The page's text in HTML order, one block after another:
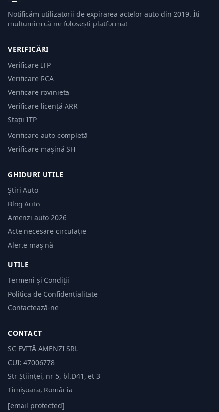
Notificăm utilizatorii de expirarea actelor auto din 2019. Îți
mulțumim că ne folosești platforma!
VERIFICĂRI
Verificare ITP
Verificare RCA
Verificare rovinieta
Verificare licență ARR
Stații ITP
Verificare auto completă
Verificare mașină SH
GHIDURI UTILE
Știri Auto
Blog Auto
Amenzi auto 2026
Acte necesare circulație
Alerte mașină
UTILE
Termeni și Condiții
Politica de Confidențialitate
Contactează-ne
CONTACT
SC EVITĂ AMENZI SRL
CUI: 47006778
Str Științei, nr 5, bl.D41, et 3
Timișoara, România
[email protected]